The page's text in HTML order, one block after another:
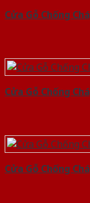
Cửa Gỗ Chống
Cửa Gỗ Chống
Cửa Gỗ Chống